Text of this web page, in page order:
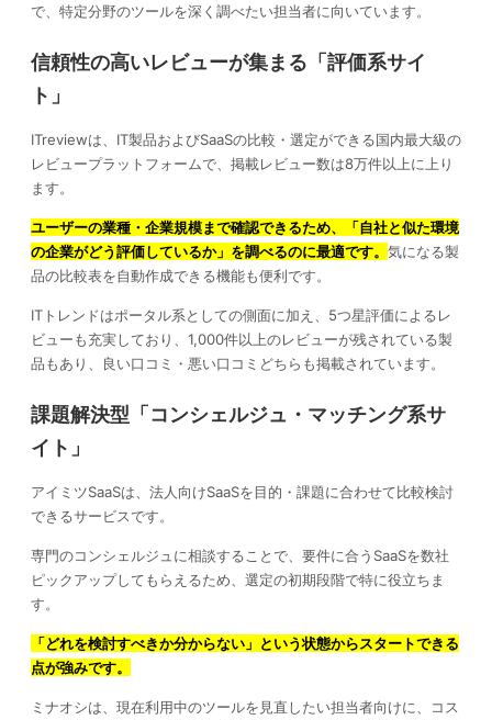
で、特定分野のツールを深く調べたい担当者に向いています。
信頼性の高いレビューが集まる「評価系サイ
ト」
ITreviewは、IT製品およびSaaSの比較・選定ができる国内最大級の
レビュープラットフォームで、掲載レビュー数は8万件以上に上り
ます。
ユーザーの業種・企業規模まで確認できるため、「自社と似た環境
の企業がどう評価しているか」を調べるのに最適です。 気になる製
品の比較表を自動作成できる機能も便利です。
ITトレンドはポータル系としての側面に加え、5つ星評価によるレ
ビューも充実しており、1,000件以上のレビューが残されている製
品もあり、良い口コミ・悪い口コミどちらも掲載されています。
課題解決型「コンシェルジュ・マッチング系サ
イト」
アイミツSaaSは、法人向けSaaSを目的・課題に合わせて比較検討
できるサービスです。
専門のコンシェルジュに相談することで、要件に合うSaaSを数社
ピックアップしてもらえるため、選定の初期段階で特に役立ちま
す。
「どれを検討すべきか分からない」という状態からスタートできる
点が強みです。
ミナオシは、現在利用中のツールを見直したい担当者向けに、コス